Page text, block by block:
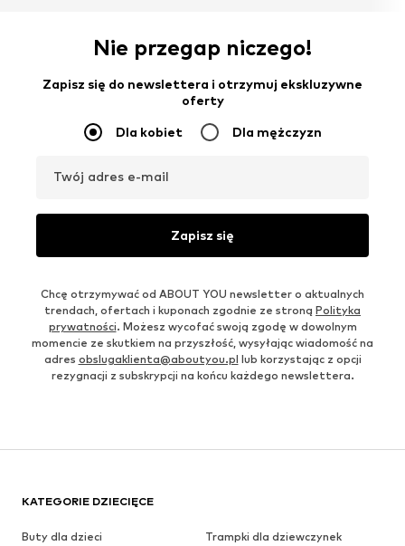
Nie przegap niczego!
Zapisz się do newslettera i otrzymuj ekskluzywne
oferty
Dla kobiet Dla mężczyzn
Twój adres e-mail
Zapisz się
Chcę otrzymywać od ABOUT YOU newsletter o aktualnych
trendach, ofertach i kuponach zgodnie ze stroną Polityka
prywatności. Możesz wycofać swoją zgodę w dowolnym
momencie ze skutkiem na przyszłość, wysyłając wiadomość na
adres obslugaklienta@aboutyou.pl lub korzystając z opcji
rezygnacji z subskrypcji na końcu każdego newslettera.
KATEGORIE DZIECIĘCE
Buty dla dzieci
Trampki dla dziewczynek